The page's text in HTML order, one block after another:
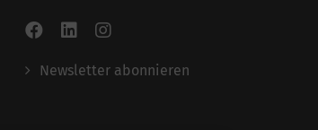
Newsletter abonnieren